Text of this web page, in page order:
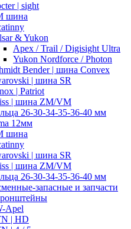
| sight
шина
& Yukon
Apex / Trail / Digisight Ultra
Yukon Nordforce / Photon
Bender | шина Convex
| шина SR
| Patriot
| шина ZM/VM
26-30-34-35-36-40 мм
12мм
шина
| шина SR
| шина ZM/VM
26-30-34-35-36-40 мм
запасные и запчасти
Apel
| HD